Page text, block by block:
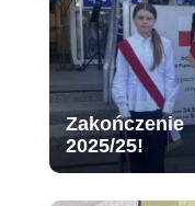
2025/25!